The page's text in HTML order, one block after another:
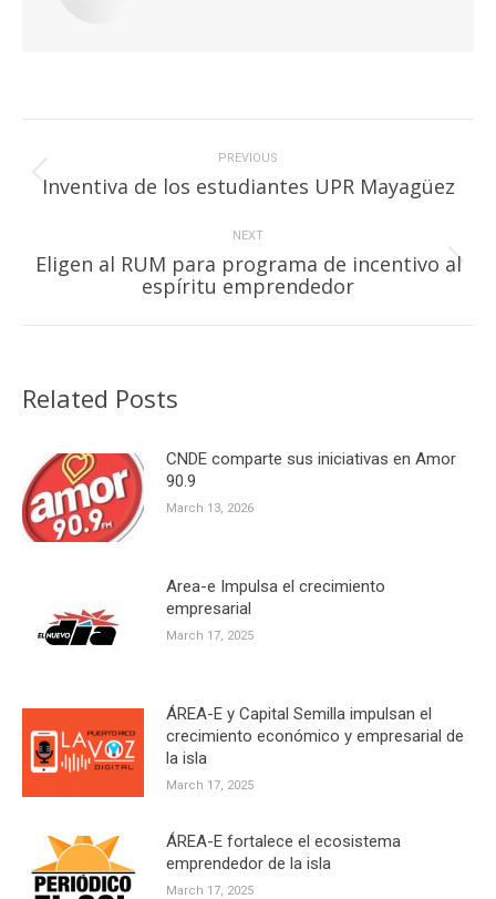
PREVIOUS
Previous
Inventiva de los estudiantes UPR Mayagüez
NEXT
Next
post:
Eligen al RUM para programa de incentivo al
espíritu emprendedor
Related Posts
CNDE comparte sus iniciativas en Amor
90.9
March 13, 2026
Area-e Impulsa el crecimiento
empresarial
March 17, 2025
ÁREA-E y Capital Semilla impulsan el
crecimiento económico y empresarial de
la isla
March 17, 2025
ÁREA-E fortalece el ecosistema
emprendedor de la isla
March 17, 2025